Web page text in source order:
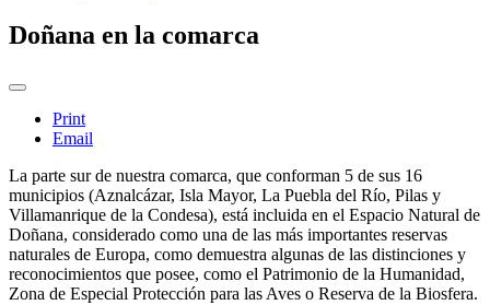
Doñana en la comarca
Print
Email
La parte sur de nuestra comarca, que conforman 5 de sus 16
municipios (Aznalcázar, Isla Mayor, La Puebla del Río, Pilas y
Villamanrique de la Condesa), está incluida en el Espacio Natural de
Doñana, considerado como una de las más importantes reservas
naturales de Europa, como demuestra algunas de las distinciones y
reconocimientos que posee, como el Patrimonio de la Humanidad,
Zona de Especial Protección para las Aves o Reserva de la Biosfera.